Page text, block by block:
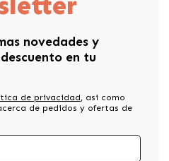
novedades y
en tu
de privacidad, asi como
de pedidos y ofertas de